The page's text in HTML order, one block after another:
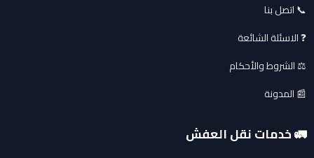
📞 اتصل بنا
❓ الاسئلة الشائعة
⚖️ الشروط والأحكام
📰 المدونة
🚛 خدمات نقل العفش